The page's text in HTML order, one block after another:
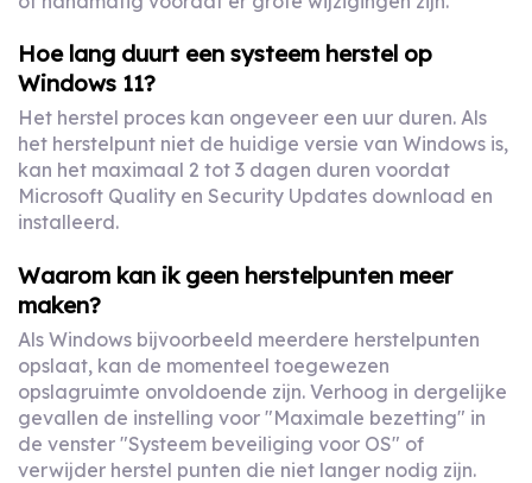
Hoe lang duurt een systeem herstel op
Windows 11?
Het herstel proces kan ongeveer een uur duren. Als
het herstelpunt niet de huidige versie van Windows is,
kan het maximaal 2 tot 3 dagen duren voordat
Microsoft Quality en Security Updates download en
installeerd.
Waarom kan ik geen herstelpunten meer
maken?
Als Windows bijvoorbeeld meerdere herstelpunten
opslaat, kan de momenteel toegewezen
opslagruimte onvoldoende zijn. Verhoog in dergelijke
gevallen de instelling voor "Maximale bezetting" in
de venster "Systeem beveiliging voor OS" of
verwijder herstel punten die niet langer nodig zijn.